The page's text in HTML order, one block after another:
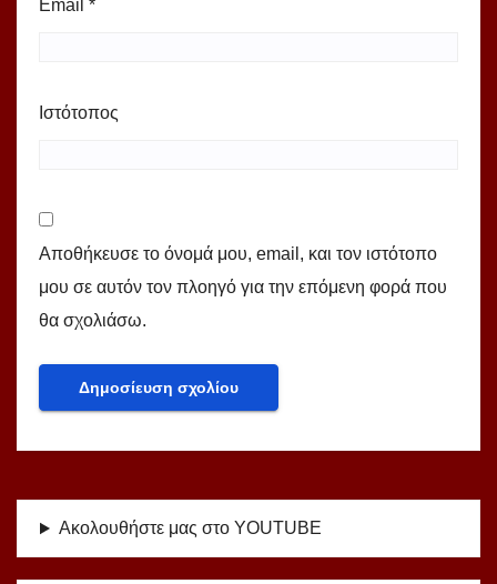
Email *
Ιστότοπος
Αποθήκευσε το όνομά μου, email, και τον ιστότοπο
μου σε αυτόν τον πλοηγό για την επόμενη φορά που
θα σχολιάσω.
Ακολουθήστε μας στο YOUTUBE